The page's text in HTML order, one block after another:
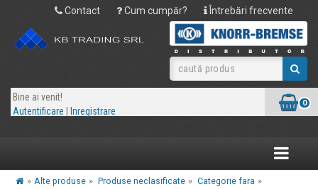
Contact Cum cumpăr? Întrebări frecvente
Bine ai venit!
Autentificare
Inregistrare
0
Toggle
» Alte produse » Produse neclasificate » Categorie fara »